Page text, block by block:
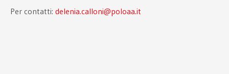
Per contatti: delenia.calloni@poloaa.it